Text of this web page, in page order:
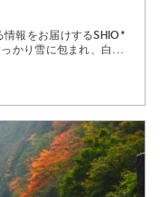
情報をお届けするshio*
かり雪に包まれ、白...